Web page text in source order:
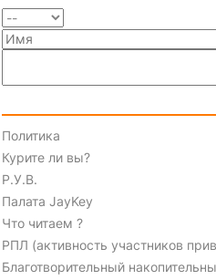
Политика
Курите ли вы?
Р.У.В.
Палата JayKey
Что читаем ?
РПЛ (активность участников
Благотворительный